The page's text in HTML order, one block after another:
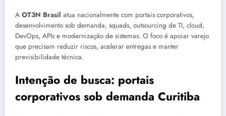
A OT3N Brasil atua nacionalmente com portais corporativos,
desenvolvimento sob demanda, squads, outsourcing de TI, cloud,
DevOps, APIs e modernização de sistemas. O foco é apoiar varejo
que precisam reduzir riscos, acelerar entregas e manter
previsibilidade técnica.
Intenção de busca: portais
corporativos sob demanda Curitiba